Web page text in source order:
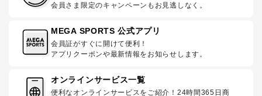
会員さま限定のキャンペーンもお見逃しなく。
MEGA SPORTS 公式アプリ
会員証がすぐに開けて便利！
アプリクーポンや最新情報をお知らせします。
オンラインサービス一覧
便利なオンラインサービスをご紹介！24時間365日商